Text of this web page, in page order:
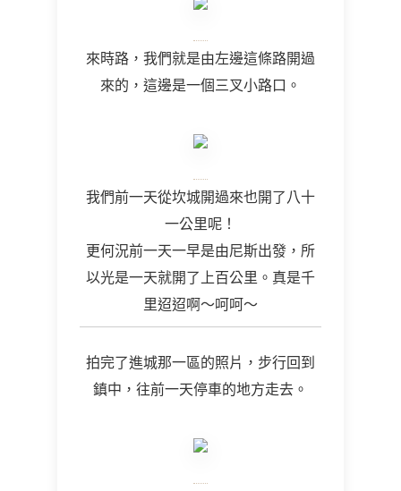
來時路，我們就是由左邊這條路開過
來的，這邊是一個三叉小路口。
我們前一天從坎城開過來也開了八十
一公里呢！
更何況前一天一早是由尼斯出發，所
以光是一天就開了上百公里。真是千
里迢迢啊～呵呵～
拍完了進城那一區的照片，步行回到
鎮中，往前一天停車的地方走去。